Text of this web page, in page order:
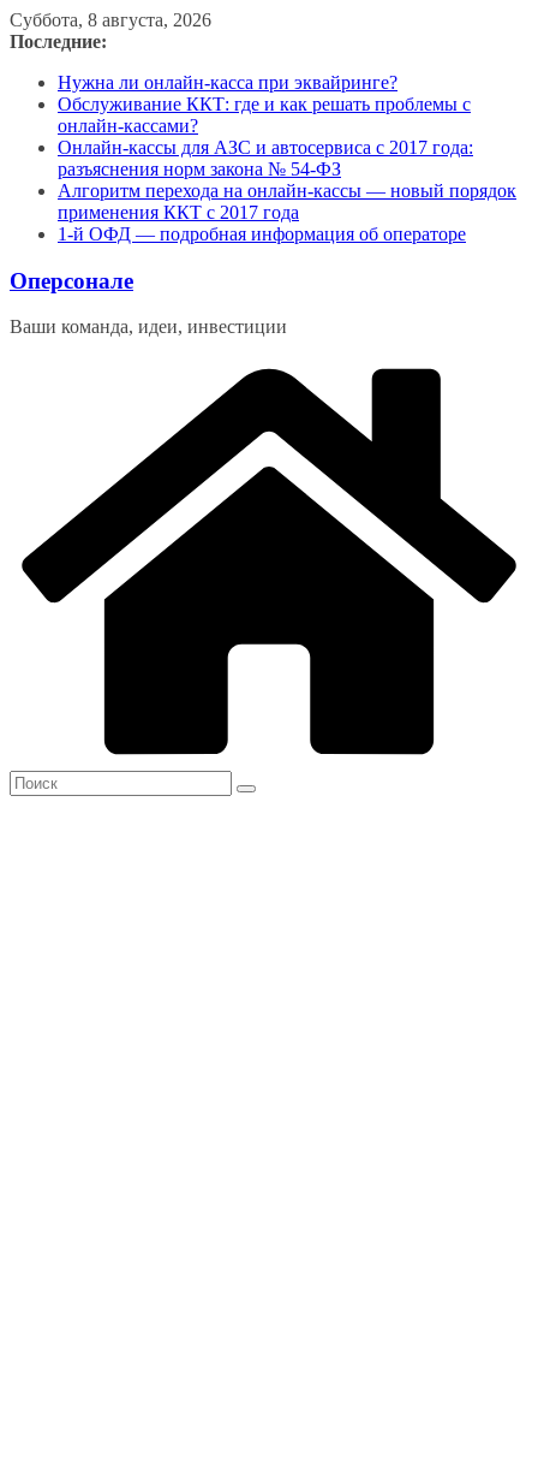
Перейти
к
Суббота, 8 августа, 2026
Последние:
Нужна ли онлайн-касса при эквайринге?
Обслуживание ККТ: где и как решать проблемы с
онлайн-кассами?
Онлайн-кассы для АЗС и автосервиса с 2017 года:
разъяснения норм закона № 54-ФЗ
Алгоритм перехода на онлайн-кассы — новый порядок
применения ККТ с 2017 года
1-й ОФД — подробная информация об операторе
Оперсонале
Ваши команда, идеи, инвестиции